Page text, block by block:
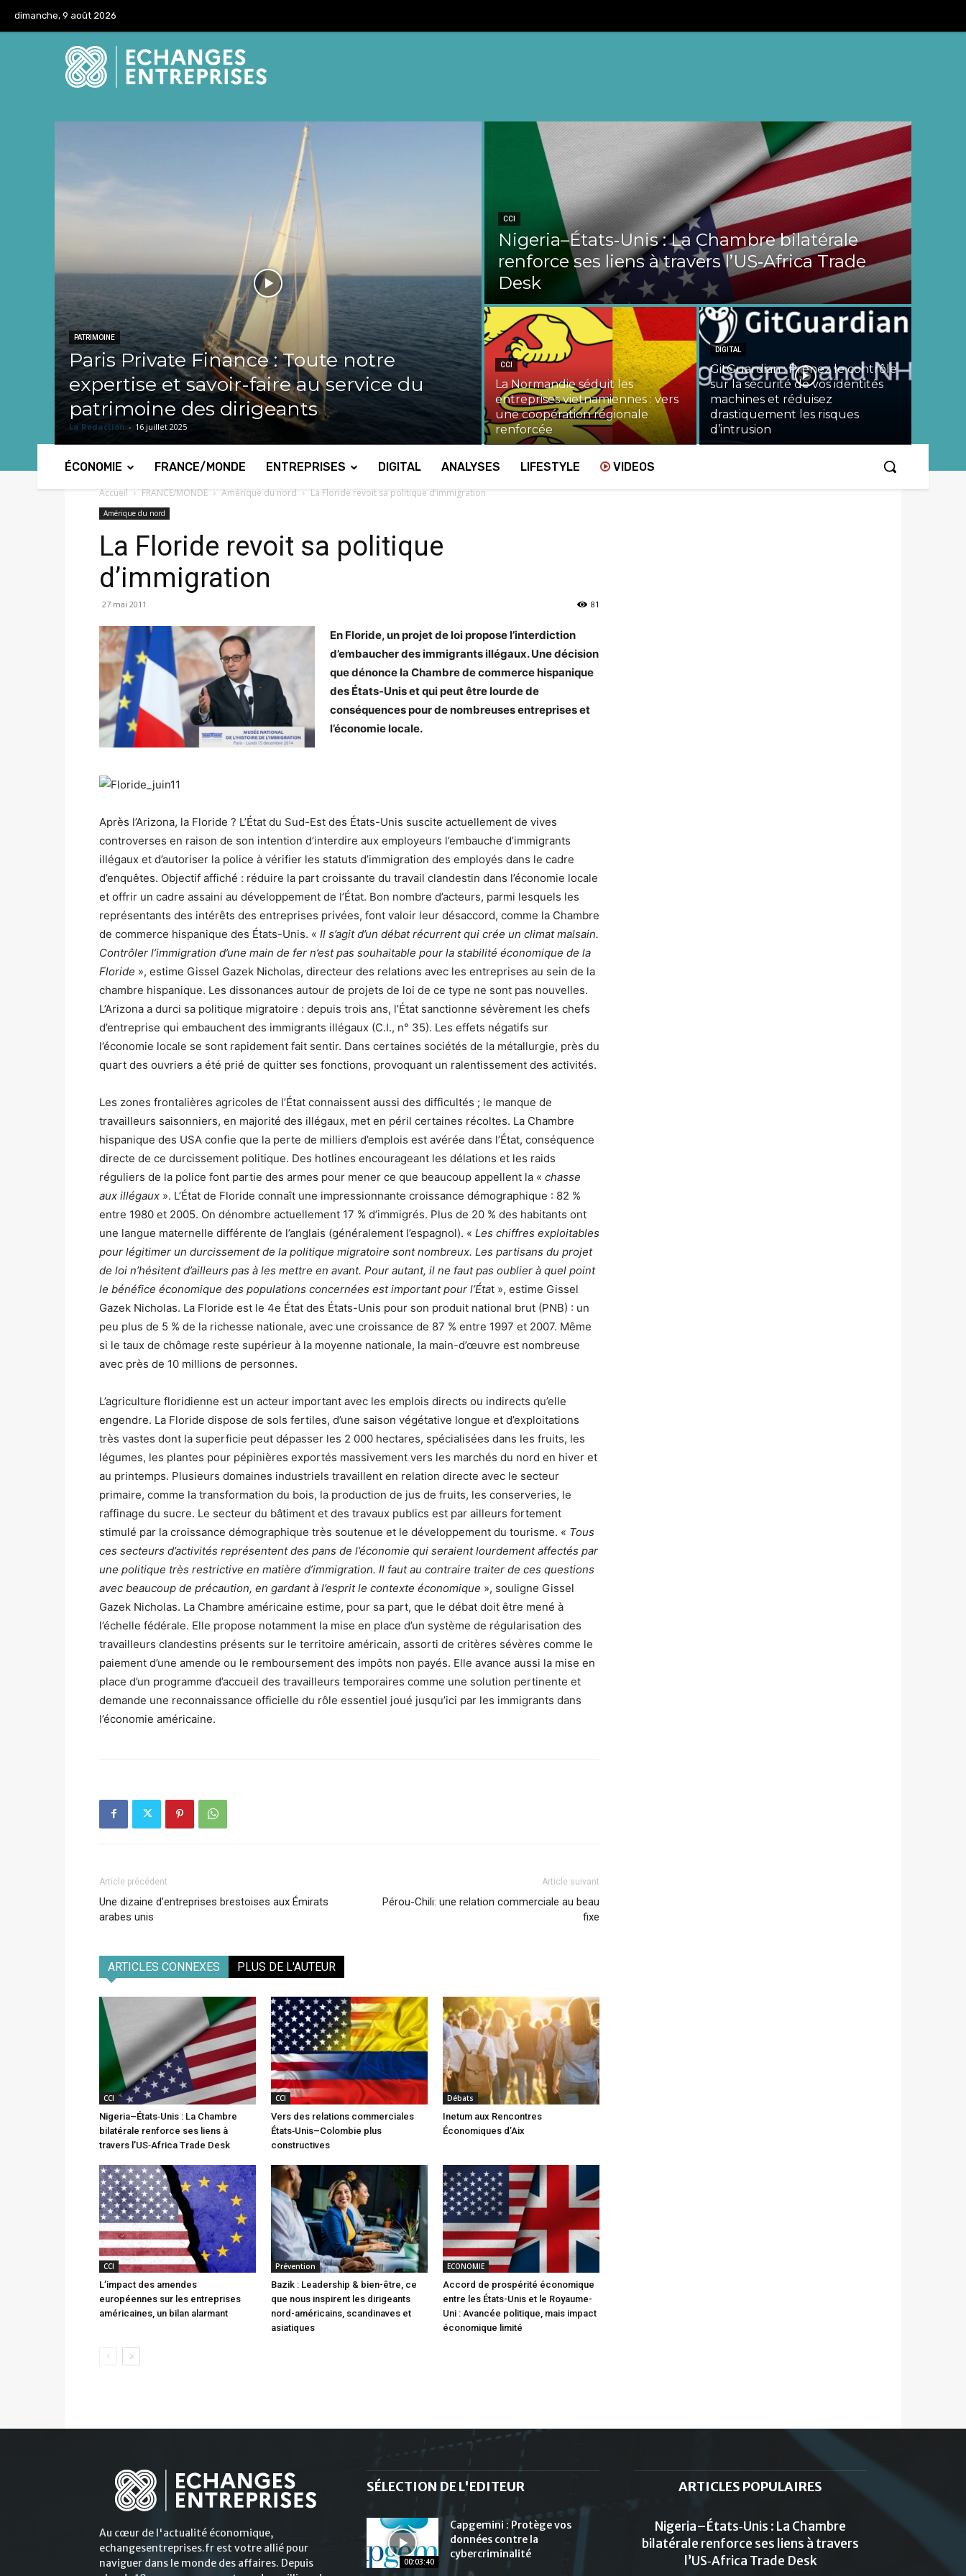
dimanche, 9 août 2026
PATRIMOINE
Paris Private Finance : Toute notre
expertise et savoir-faire au service du
patrimoine des dirigeants
La Redaction - 16 juillet 2025
CCI
Nigeria–États‑Unis : La Chambre bilatérale
renforce ses liens à travers l’US‑Africa Trade
Desk
CCI
La Normandie séduit les
entreprises vietnamiennes : vers
une coopération régionale
renforcée
DIGITAL
GitGuardian : Prenez le contrôle
sur la sécurité de vos identités
machines et réduisez
drastiquement les risques
d’intrusion
ÉCONOMIE FRANCE/MONDE ENTREPRISES DIGITAL ANALYSES LIFESTYLE VIDEOS
Accueil FRANCE/MONDE Amérique du nord La Floride revoit sa politique d’immigration
Amérique du nord
La Floride revoit sa politique
d’immigration
27 mai 2011 81
En Floride, un projet de loi propose l’interdiction
d’embaucher des immigrants illégaux. Une décision
que dénonce la Chambre de commerce hispanique
des États-Unis et qui peut être lourde de
conséquences pour de nombreuses entreprises et
l’économie locale.
Après l’Arizona, la Floride ? L’État du Sud-Est des États-Unis suscite actuellement de vives
controverses en raison de son intention d’interdire aux employeurs l’embauche d’immigrants
illégaux et d’autoriser la police à vérifier les statuts d’immigration des employés dans le cadre
d’enquêtes. Objectif affiché : réduire la part croissante du travail clandestin dans l’économie locale
et offrir un cadre assaini au développement de l’État. Bon nombre d’acteurs, parmi lesquels les
représentants des intérêts des entreprises privées, font valoir leur désaccord, comme la Chambre
de commerce hispanique des États-Unis. « Il s’agit d’un débat récurrent qui crée un climat malsain.
Contrôler l’immigration d’une main de fer n’est pas souhaitable pour la stabilité économique de la
Floride », estime Gissel Gazek Nicholas, directeur des relations avec les entreprises au sein de la
chambre hispanique. Les dissonances autour de projets de loi de ce type ne sont pas nouvelles.
L’Arizona a durci sa politique migratoire : depuis trois ans, l’État sanctionne sévèrement les chefs
d’entreprise qui embauchent des immigrants illégaux (C.I., n° 35). Les effets négatifs sur
l’économie locale se sont rapidement fait sentir. Dans certaines sociétés de la métallurgie, près du
quart des ouvriers a été prié de quitter ses fonctions, provoquant un ralentissement des activités.
Les zones frontalières agricoles de l’État connaissent aussi des difficultés ; le manque de
travailleurs saisonniers, en majorité des illégaux, met en péril certaines récoltes. La Chambre
hispanique des USA confie que la perte de milliers d’emplois est avérée dans l’État, conséquence
directe de ce durcissement politique. Des hotlines encourageant les délations et les raids
réguliers de la police font partie des armes pour mener ce que beaucoup appellent la « chasse
aux illégaux ». L’État de Floride connaît une impressionnante croissance démographique : 82 %
entre 1980 et 2005. On dénombre actuellement 17 % d’immigrés. Plus de 20 % des habitants ont
une langue maternelle différente de l’anglais (généralement l’espagnol). « Les chiffres exploitables
pour légitimer un durcissement de la politique migratoire sont nombreux. Les partisans du projet
de loi n’hésitent d’ailleurs pas à les mettre en avant. Pour autant, il ne faut pas oublier à quel point
le bénéfice économique des populations concernées est important pour l’État », estime Gissel
Gazek Nicholas. La Floride est le 4e État des États-Unis pour son produit national brut (PNB) : un
peu plus de 5 % de la richesse nationale, avec une croissance de 87 % entre 1997 et 2007. Même
si le taux de chômage reste supérieur à la moyenne nationale, la main-d’œuvre est nombreuse
avec près de 10 millions de personnes.
L’agriculture floridienne est un acteur important avec les emplois directs ou indirects qu’elle
engendre. La Floride dispose de sols fertiles, d’une saison végétative longue et d’exploitations
très vastes dont la superficie peut dépasser les 2 000 hectares, spécialisées dans les fruits, les
légumes, les plantes pour pépinières exportés massivement vers les marchés du nord en hiver et
au printemps. Plusieurs domaines industriels travaillent en relation directe avec le secteur
primaire, comme la transformation du bois, la production de jus de fruits, les conserveries, le
raffinage du sucre. Le secteur du bâtiment et des travaux publics est par ailleurs fortement
stimulé par la croissance démographique très soutenue et le développement du tourisme. « Tous
ces secteurs d’activités représentent des pans de l’économie qui seraient lourdement affectés par
une politique très restrictive en matière d’immigration. Il faut au contraire traiter de ces questions
avec beaucoup de précaution, en gardant à l’esprit le contexte économique », souligne Gissel
Gazek Nicholas. La Chambre américaine estime, pour sa part, que le débat doit être mené à
l’échelle fédérale. Elle propose notamment la mise en place d’un système de régularisation des
travailleurs clandestins présents sur le territoire américain, assorti de critères sévères comme le
paiement d’une amende ou le remboursement des impôts non payés. Elle avance aussi la mise en
place d’un programme d’accueil des travailleurs temporaires comme une solution pertinente et
demande une reconnaissance officielle du rôle essentiel joué jusqu’ici par les immigrants dans
l’économie américaine.
Article précédent
Une dizaine d’entreprises brestoises aux Émirats
arabes unis
Article suivant
Pérou-Chili: une relation commerciale au beau
fixe
ARTICLES CONNEXES PLUS DE L'AUTEUR
CCI
Nigeria–États‑Unis : La Chambre
bilatérale renforce ses liens à
travers l’US‑Africa Trade Desk
CCI
Vers des relations commerciales
États‑Unis–Colombie plus
constructives
Débats
Inetum aux Rencontres
Économiques d’Aix
CCI
L’impact des amendes
européennes sur les entreprises
américaines, un bilan alarmant
Prévention
Bazik : Leadership & bien-être, ce
que nous inspirent les dirigeants
nord-américains, scandinaves et
asiatiques
ECONOMIE
Accord de prospérité économique
entre les États-Unis et le Royaume-
Uni : Avancée politique, mais impact
économique limité
Au cœur de l'actualité économique,
echangesentreprises.fr est votre allié pour
naviguer dans le monde des affaires. Depuis
SÉLECTION DE L'EDITEUR
00:03:40
Capgemini : Protège vos
données contre la
cybercriminalité
ARTICLES POPULAIRES
Nigeria–États‑Unis : La Chambre
bilatérale renforce ses liens à travers
l’US‑Africa Trade Desk